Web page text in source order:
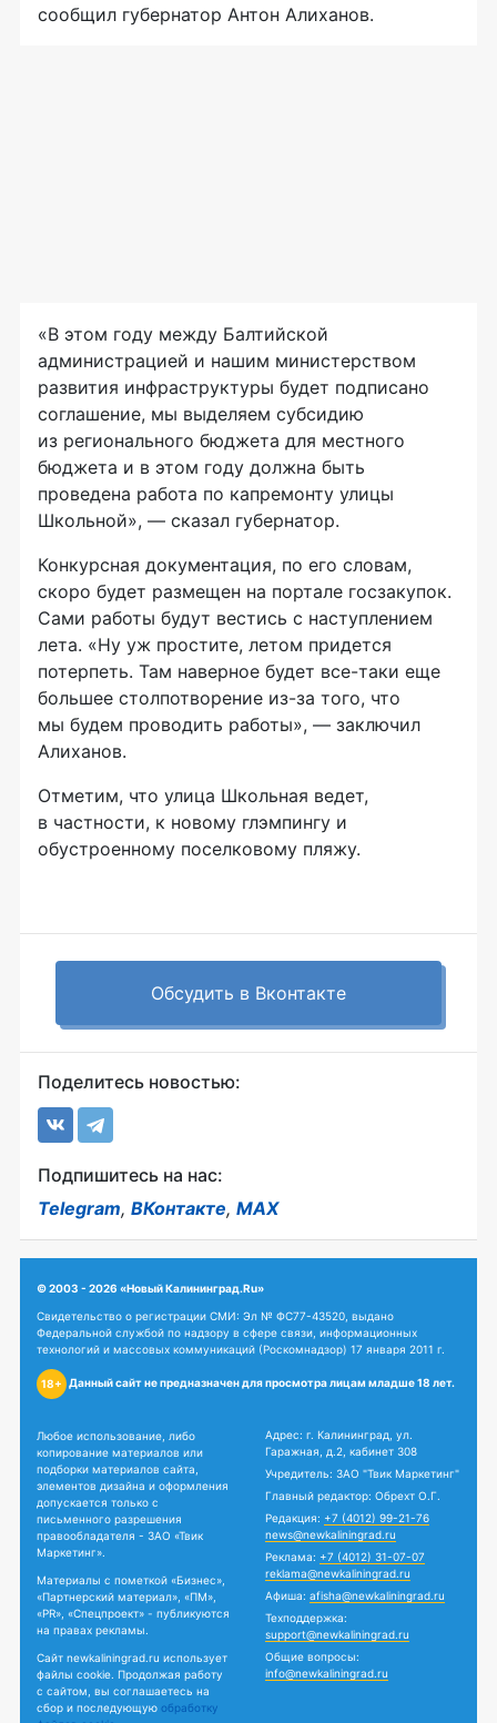
сообщил губернатор Антон Алиханов.
«В этом году между Балтийской
администрацией и нашим министерством
развития инфраструктуры будет подписано
соглашение, мы выделяем субсидию
из регионального бюджета для местного
бюджета и в этом году должна быть
проведена работа по капремонту улицы
Школьной», — сказал губернатор.
Конкурсная документация, по его словам,
скоро будет размещен на портале госзакупок.
Сами работы будут вестись с наступлением
лета. «Ну уж простите, летом придется
потерпеть. Там наверное будет все-таки еще
большее столпотворение из-за того, что
мы будем проводить работы», — заключил
Алиханов.
Отметим, что улица Школьная ведет,
в частности, к новому глэмпингу и
обустроенному поселковому пляжу.
Обсудить в Вконтакте
Поделитесь новостью:
Подпишитесь на нас:
Telegram, ВКонтакте, MAX
© 2003 - 2026 «Новый Калининград.Ru»
Свидетельство о регистрации СМИ: Эл № ФС77-43520, выдано
Федеральной службой по надзору в сфере связи, информационных
технологий и массовых коммуникаций (Роскомнадзор) 17 января 2011 г.
18+ Данный сайт не предназначен для просмотра лицам младше 18 лет.
Любое использование, либо
копирование материалов или
подборки материалов сайта,
элементов дизайна и оформления
допускается только с
письменного разрешения
правообладателя - ЗАО «Твик
Маркетинг».
Материалы с пометкой «Бизнес»,
«Партнерский материал», «ПМ»,
«PR», «Спецпроект» - публикуются
на правах рекламы.
Сайт newkaliningrad.ru использует
файлы cookie. Продолжая работу
с сайтом, вы соглашаетесь на
сбор и последующую обработку
Адрес: г. Калининград, ул.
Гаражная, д.2, кабинет 308
Учредитель: ЗАО "Твик Маркетинг"
Главный редактор: Обрехт О.Г.
Редакция: +7 (4012) 99-21-76
news@newkaliningrad.ru
Реклама: +7 (4012) 31-07-07
reklama@newkaliningrad.ru
Афиша: afisha@newkaliningrad.ru
Техподдержка:
support@newkaliningrad.ru
Общие вопросы:
info@newkaliningrad.ru